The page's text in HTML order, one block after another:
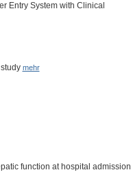
Entry System with Clinical
mehr
function at hospital admission